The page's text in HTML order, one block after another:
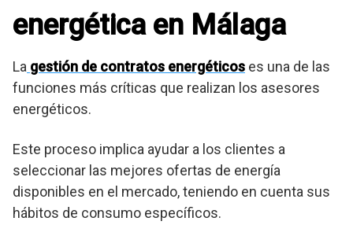
energética en Málaga
La gestión de contratos energéticos es una de las
funciones más críticas que realizan los asesores
energéticos.
Este proceso implica ayudar a los clientes a
seleccionar las mejores ofertas de energía
disponibles en el mercado, teniendo en cuenta sus
hábitos de consumo específicos.